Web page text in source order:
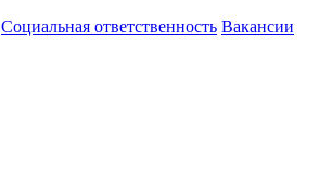
Социальная ответственность Вакансии